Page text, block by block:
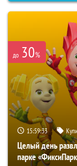
до 30%
15:59:32
Целый день
парке